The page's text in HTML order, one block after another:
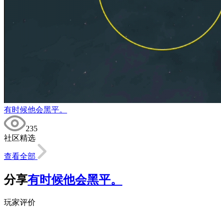
有时候他会黑平。
235
社区精选
查看全部
分享有时候他会黑平。
玩家评价